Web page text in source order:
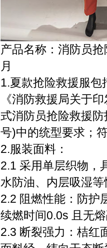
产品名称：消防员
月
1.夏款抢险救援服
《消防救援局关于
式消防员抢险救援
号)中的统型要求；
2.服装面料：
2.1 采用单层织物，
水防油、内层吸湿
2.2 阻燃性能：防护
续燃时间0.0s 且无
2.3 断裂强力：桔红